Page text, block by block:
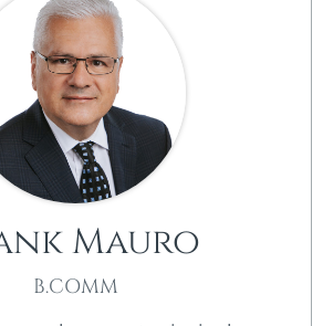
Mauro
B.COMM